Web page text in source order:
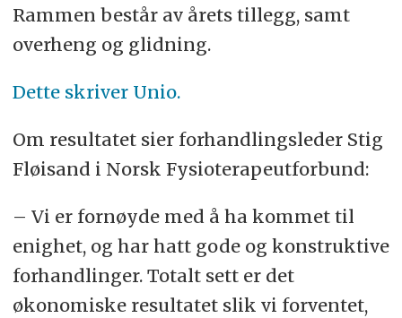
Rammen består av årets tillegg, samt
overheng og glidning.
Dette skriver Unio.
Om resultatet sier forhandlingsleder Stig
Fløisand i Norsk Fysioterapeutforbund:
– Vi er fornøyde med å ha kommet til
enighet, og har hatt gode og konstruktive
forhandlinger. Totalt sett er det
økonomiske resultatet slik vi forventet,